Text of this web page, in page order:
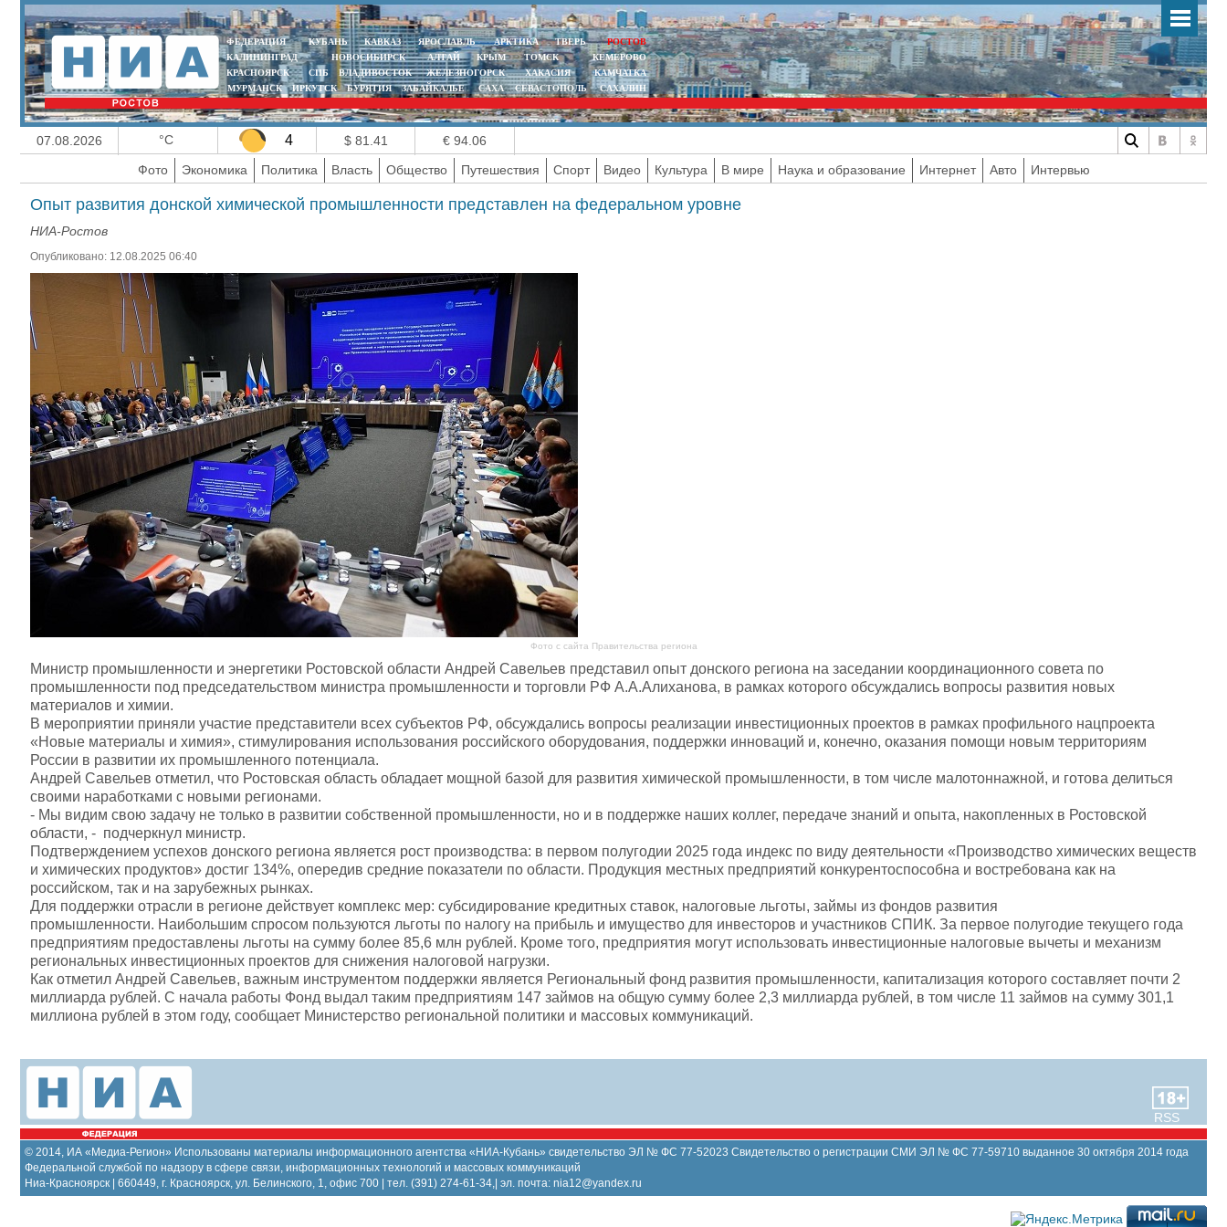
ФЕДЕРАЦИЯ КУБАНЬ КАВКАЗ ЯРОСЛАВЛЬ АРКТИКА ТВЕРЬ
РОСТОВ
КАЛИНИНГРАД
НОВОСИБИРСК АЛТАЙ КРЫМ ТОМСК
КЕМЕРОВО
КРАСНОЯРСК
СПБ ВЛАДИВОСТОК ЖЕЛЕЗНОГОРСК ХАКАСИЯ
КАМЧАТКА
МУРМАНСК
ИРКУТСК БУРЯТИЯ ЗАБАЙКАЛЬЕ САХА СЕВАСТОПОЛЬ САХАЛИН
07.08.2026 °C 4 $ 81.41
€ 94.06
Фото
Экономика Политика Власть Общество Путешествия Спорт Видео Культура В мире Наука и образование Интернет Авто Интервью
Опыт развития донской химической промышленности представлен на федеральном уровне
НИА-Ростов
Опубликовано: 12.08.2025 06:40
Фото с сайта Правительства региона
Министр промышленности и энергетики Ростовской области Андрей Савельев представил опыт донского региона на заседании координационного совета по
промышленности под председательством министра промышленности и торговли РФ А.А.Алиханова, в рамках которого обсуждались вопросы развития новых
материалов и химии.
В мероприятии приняли участие представители всех субъектов РФ, обсуждались вопросы реализации инвестиционных проектов в рамках профильного нацпроекта
«Новые материалы и химия», стимулирования использования российского оборудования, поддержки инноваций и, конечно, оказания помощи новым территориям
России в развитии их промышленного потенциала.
Андрей Савельев отметил, что Ростовская область обладает мощной базой для развития химической промышленности, в том числе малотоннажной, и готова делиться
своими наработками с новыми регионами.
- Мы видим свою задачу не только в развитии собственной промышленности, но и в поддержке наших коллег, передаче знаний и опыта, накопленных в Ростовской
области, - подчеркнул министр.
Подтверждением успехов донского региона является рост производства: в первом полугодии 2025 года индекс по виду деятельности «Производство химических веществ
и химических продуктов» достиг 134%, опередив средние показатели по области. Продукция местных предприятий конкурентоспособна и востребована как на
российском, так и на зарубежных рынках.
Для поддержки отрасли в регионе действует комплекс мер: субсидирование кредитных ставок, налоговые льготы, займы из фондов развития
промышленности. Наибольшим спросом пользуются льготы по налогу на прибыль и имущество для инвесторов и участников СПИК. За первое полугодие текущего года
предприятиям предоставлены льготы на сумму более 85,6 млн рублей. Кроме того, предприятия могут использовать инвестиционные налоговые вычеты и механизм
региональных инвестиционных проектов для снижения налоговой нагрузки.
Как отметил Андрей Савельев, важным инструментом поддержки является Региональный фонд развития промышленности, капитализация которого составляет почти 2
миллиарда рублей. С начала работы Фонд выдал таким предприятиям 147 займов на общую сумму более 2,3 миллиарда рублей, в том числе 11 займов на сумму 301,1
миллиона рублей в этом году, сообщает Министерство региональной политики и массовых коммуникаций.
RSS
© 2014, ИА «Медиа-Регион» Использованы материалы информационного агентства «НИА-Кубань» свидетельство ЭЛ № ФС 77-52023 Свидетельство о регистрации СМИ ЭЛ № ФС 77-59710 выданное 30 октября 2014 года
Федеральной службой по надзору в сфере связи, информационных технологий и массовых коммуникаций
Ниа-Красноярск | 660449, г. Красноярск, ул. Белинского, 1, офис 700 | тел. (391) 274-61-34,| эл. почта: nia12@yandex.ru